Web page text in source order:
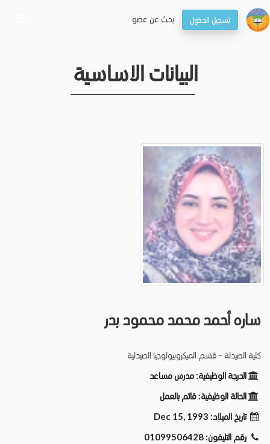
تسجيل الدخول بحـث عن عضو
البيانات الاساسية
ساره أحمد محمد محمود بدر
كلية الصيدلة - قسم الميكروبيولوجيا الصيدلية
الدرجة الوظيفية: مدرس مساعد
الحالة الوظيفية: قائم بالعمل
تاريخ الميلاد: Dec 15, 1993
رقم التليفون: 01099506428